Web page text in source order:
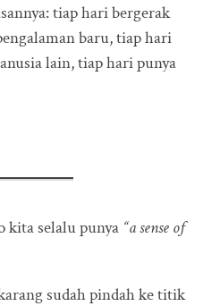
tiap hari bergerak
baru, tiap hari
lain, tiap hari punya
selalu punya “a sense of
sudah pindah ke titik